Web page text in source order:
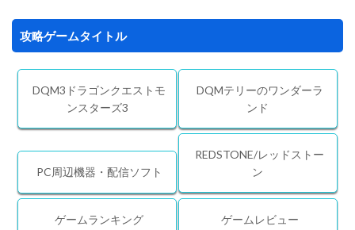
攻略ゲームタイトル
DQM3ドラゴンクエストモ
ンスターズ3
DQMテリーのワンダーラ
ンド
PC周辺機器・配信ソフト
REDSTONE/レッドストー
ン
ゲームランキング ゲームレビュー